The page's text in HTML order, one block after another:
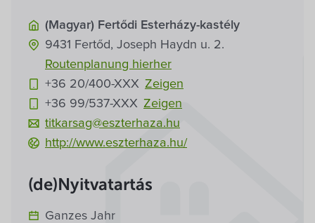
(Magyar) Fertődi Esterházy-kastély
9431 Fertőd, Joseph Haydn u. 2.
Routenplanung hierher
+36 20/400-XXX Zeigen
+36 99/537-XXX Zeigen
titkarsag@eszterhaza.hu
http://www.eszterhaza.hu/
(de)Nyitvatartás
Ganzes Jahr